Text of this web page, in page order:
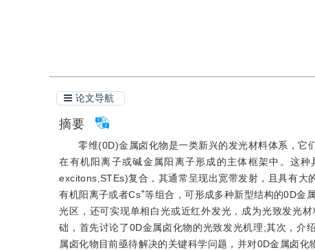
论文导航
摘要
零维(0D)金属卤化物是一类新兴的发光材料体系，它
在有机阳离子或碱金属阳离子形成的主体框架中。这
excitons,STEs)复合，其通常呈现出宽带发射，且具有大
有机阳离子或者Cs+等组合，可形成多种新型结构的0D金
光区，还可实现单相白光或近红外发光，成为光致发光
础，首先讨论了0D金属卤化物的光致发光机理;其次，介
属卤化物目前亟待解决的关键科学问题，并对0D金属卤化